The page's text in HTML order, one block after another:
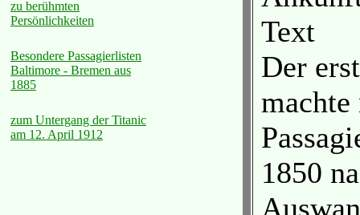
zu berühmten
Persönlichkeiten
Besondere Passagierlisten
Baltimore - Bremen aus
1885
zum Untergang der Titanic
am 12. April 1912
Text
Der
1850